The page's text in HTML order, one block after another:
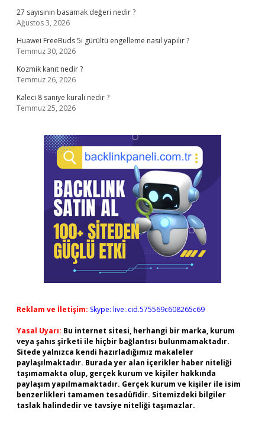
27 sayısının basamak değeri nedir ?
Ağustos 3, 2026
Huawei FreeBuds 5i gürültü engelleme nasıl yapılır ?
Temmuz 30, 2026
Kozmik kanıt nedir ?
Temmuz 26, 2026
Kaleci 8 saniye kuralı nedir ?
Temmuz 25, 2026
Reklam ve İletişim: Skype: live:.cid.575569c608265c69
Yasal Uyarı: Bu internet sitesi, herhangi bir marka, kurum
veya şahıs şirketi ile hiçbir bağlantısı bulunmamaktadır.
Sitede yalnızca kendi hazırladığımız makaleler
paylaşılmaktadır. Burada yer alan içerikler haber niteliği
taşımamakta olup, gerçek kurum ve kişiler hakkında
paylaşım yapılmamaktadır. Gerçek kurum ve kişiler ile isim
benzerlikleri tamamen tesadüfidir. Sitemizdeki bilgiler
taslak halindedir ve tavsiye niteliği taşımazlar.